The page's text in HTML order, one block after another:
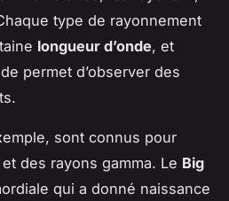
type de rayonnement
longueur d’onde, et
permet d’observer des
sont connus pour
des rayons gamma. Le Big
qui a donné naissance